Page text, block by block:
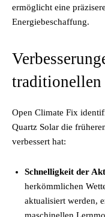
ermöglicht eine
Energiebeschaffung.
traditionellen
Open Climate Fix
Quartz Solar die
verbessert hat:
Schnelligkeit der
herkömmlichen
aktualisiert werden,